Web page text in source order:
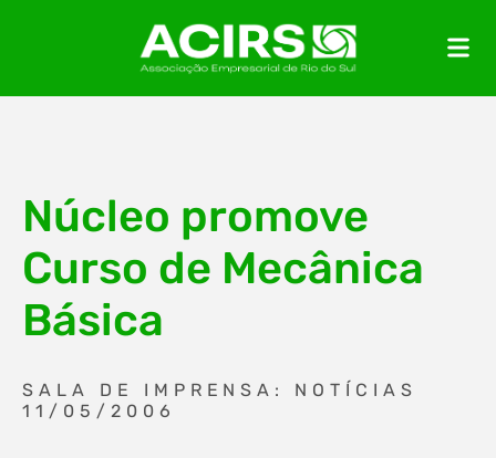
Núcleo promove
Curso de Mecânica
Básica
SALA DE IMPRENSA: NOTÍCIAS
11/05/2006